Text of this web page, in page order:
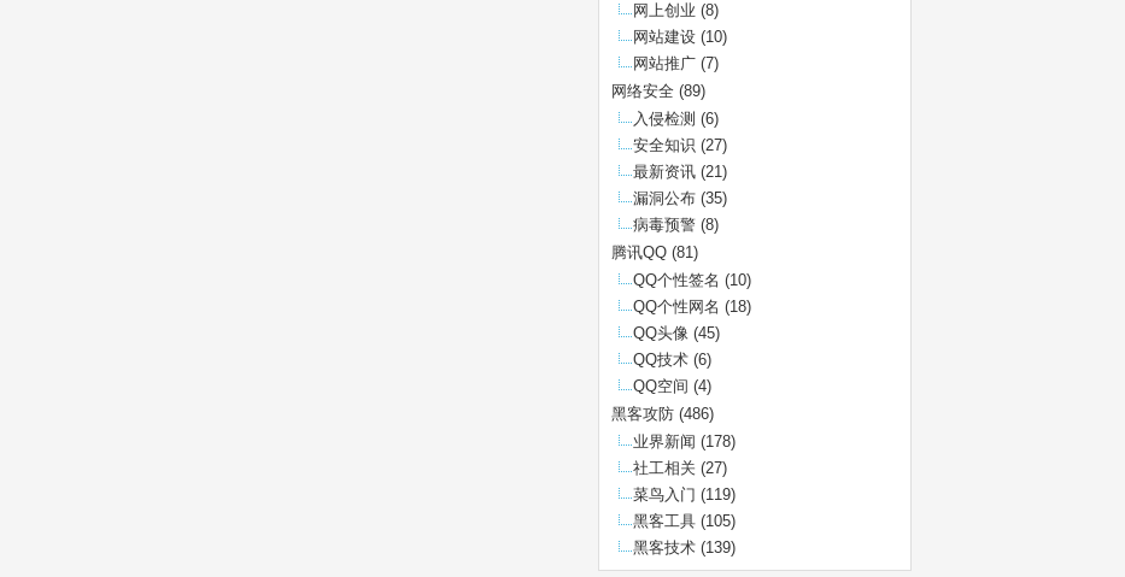
网上创业 (8)
网站建设 (10)
网站推广 (7)
网络安全 (89)
入侵检测 (6)
安全知识 (27)
最新资讯 (21)
漏洞公布 (35)
病毒预警 (8)
腾讯QQ (81)
QQ个性签名 (10)
QQ个性网名 (18)
QQ头像 (45)
QQ技术 (6)
QQ空间 (4)
黑客攻防 (486)
业界新闻 (178)
社工相关 (27)
菜鸟入门 (119)
黑客工具 (105)
黑客技术 (139)